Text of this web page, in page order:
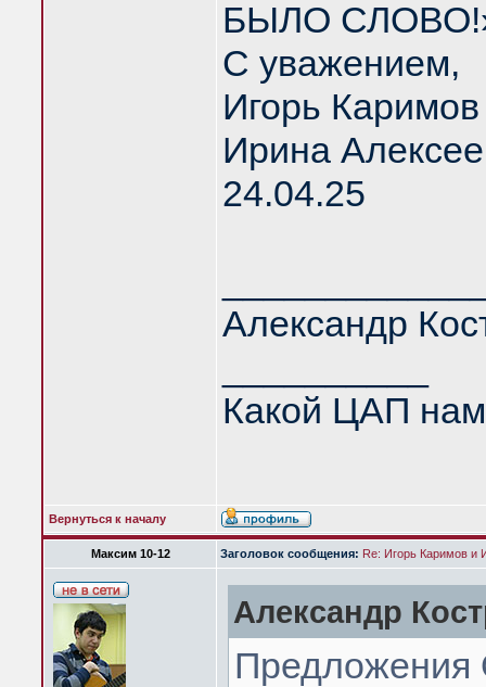
БЫЛО
С уважением,
Игорь Каримов
Ирина
24.04.25
Александр
Какой ЦАП
Вернуться к началу
Максим 10-12 Заголовок сообщения: Re: Игорь Каримов и
Александр
Предложения